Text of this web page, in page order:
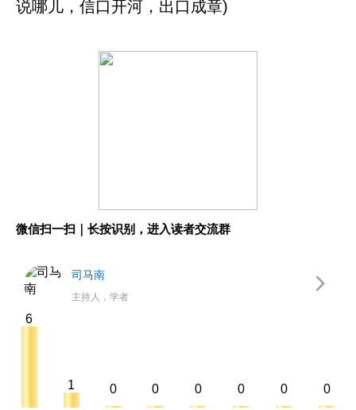
说哪儿，信口开河，出口成章)
微信扫一扫｜长按识别，进入读者交流群
司马南
主持人，学者
6
1 0 0 0 0 0 0